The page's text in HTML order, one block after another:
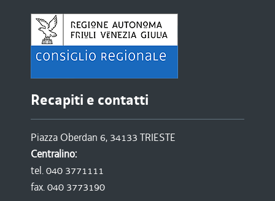
Recapiti e contatti
Piazza Oberdan 6, 34133 TRIESTE
Centralino:
tel. 040 3771111
fax. 040 3773190